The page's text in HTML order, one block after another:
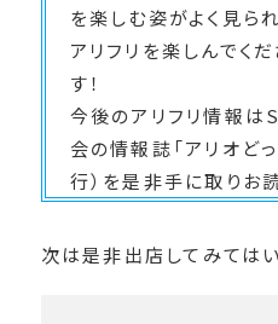
を楽しむ姿がよく見ら
アリフリを楽しんでく
す！
今後のアリフリ情報は
会の情報誌「アリオど
行）を是非手に取りお
次は是非出店してみてはい